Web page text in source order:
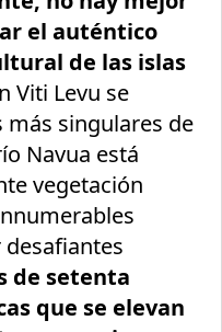
el auténtico
de las islas
Viti Levu se
singulares de
Navua está
vegetación
de setenta
que se elevan